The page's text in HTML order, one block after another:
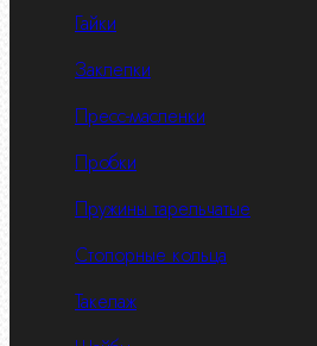
Гайки
Заклепки
Пресс-масленки
Пробки
Пружины тарельчатые
Стопорные кольца
Такелаж